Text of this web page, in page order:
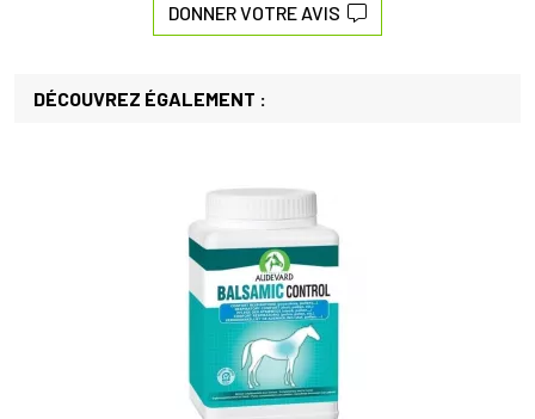
DONNER VOTRE AVIS
DÉCOUVREZ ÉGALEMENT :